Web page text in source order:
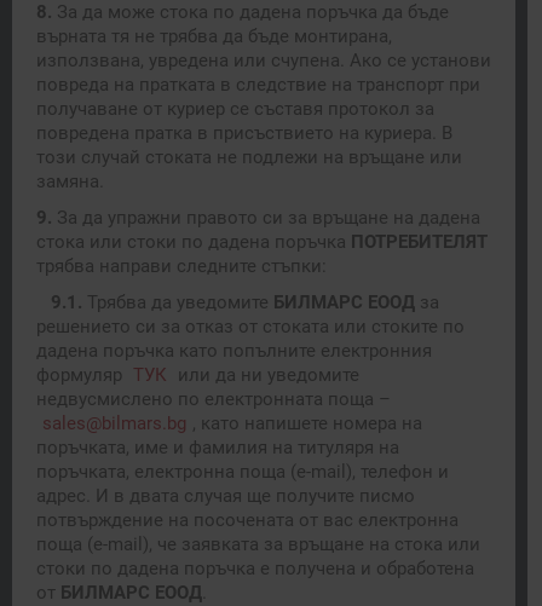
8. За да може стока по дадена поръчка да бъде
върната тя не трябва да бъде монтирана,
използвана, увредена или счупена. Ако се установи
повреда на пратката в следствие на транспорт при
получаване от куриер се съставя протокол за
повредена пратка в присъствието на куриера. В
този случай стоката не подлежи на връщане или
замяна.
9. За да упражни правото си за връщане на дадена
стока или стоки по дадена поръчка ПОТРЕБИТЕЛЯТ
трябва направи следните стъпки:
9.1. Трябва да уведомите БИЛМАРС ЕООД за
решението си за отказ от стоката или стоките по
дадена поръчка като попълните електронния
формуляр
ТУК
или да ни уведомите
недвусмислено по електронната поща –
sales@bilmars.bg , като напишете номера на
поръчката, име и фамилия на титуляря на
поръчката, електронна поща (e-mail), телефон и
адрес. И в двата случая ще получите писмо
потвърждение на посочената от вас електронна
поща (e-mail), че заявката за връщане на стока или
стоки по дадена поръчка е получена и обработена
от БИЛМАРС ЕООД